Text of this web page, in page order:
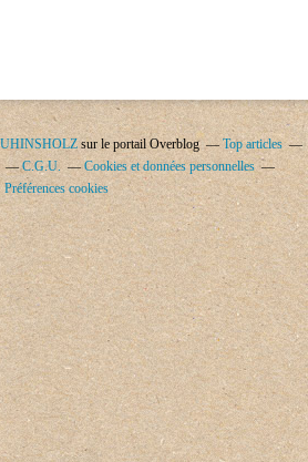
sur le portail Overblog
Top articles
C.G.U.
Cookies et données personnelles
Préférences cookies